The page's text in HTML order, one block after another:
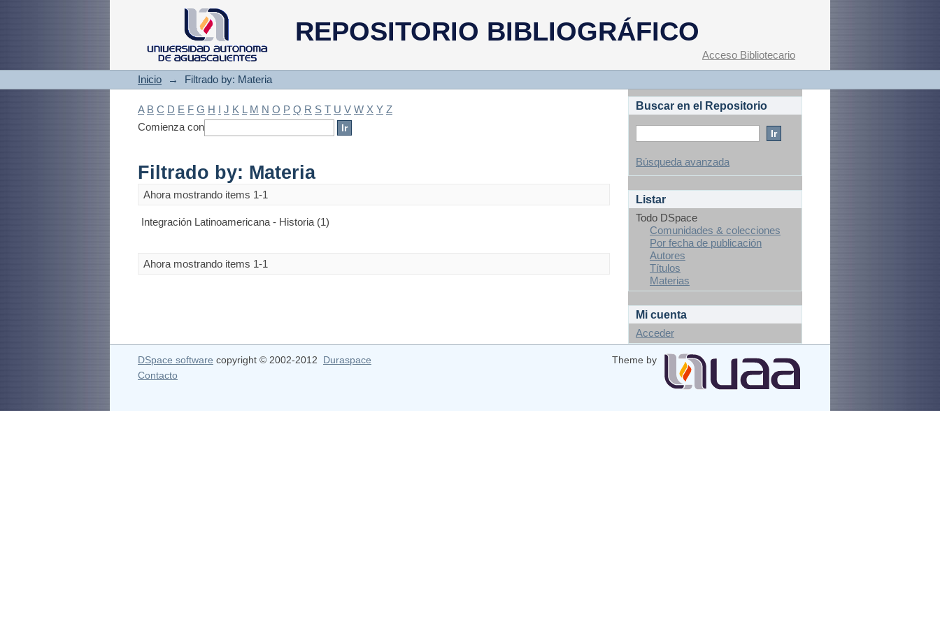
REPOSITORIO BIBLIOGRÁFICO
Filtrado by: Materia
Acceso Bibliotecario
Inicio → Filtrado by: Materia
A B C D E F G H I J K L M N O P Q R S T U V W X Y Z
Comienza con
Filtrado by: Materia
Ahora mostrando items 1-1
Integración Latinoamericana - Historia (1)
Ahora mostrando items 1-1
Buscar en el Repositorio
Búsqueda avanzada
Listar
Todo DSpace
Comunidades & colecciones
Por fecha de publicación
Autores
Títulos
Materias
Mi cuenta
Acceder
DSpace software copyright © 2002-2012 Duraspace
Theme by
Contacto